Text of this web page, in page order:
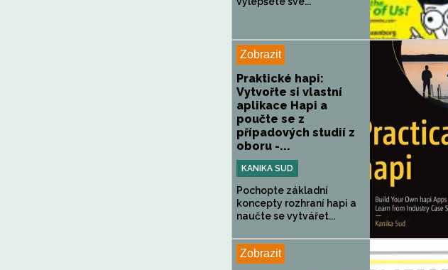
Zobrazit
Praktické hapi:
Vytvořte si vlastní
aplikace Hapi a
poučte se z
případových studií z
oboru -...
KANIKA SUD
Pochopte základní
koncepty rozhraní hapi a
naučte se vytvářet...
Zobrazit